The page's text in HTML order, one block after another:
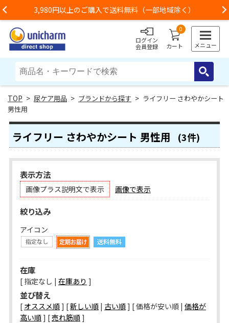
Previous3,980円以上のご購入で送料無料（一部地域除く）
ログイン
会員登録
0
カート メニュー
> 尿ケア用品 > ブランドから探す > ライフリー さわやかシート
男性用
ライフリー さわやかシート 男性用 (3件)
表示方法
画像プラス説明文で表示 画像で表示
絞り込み
アイコン
在庫
[ 指定なし | 在庫あり ]
並び替え
[ オススメ順] [新しい順| 古い順] [ 価格が安い順 | 価格が
高い順] [売れ筋順]